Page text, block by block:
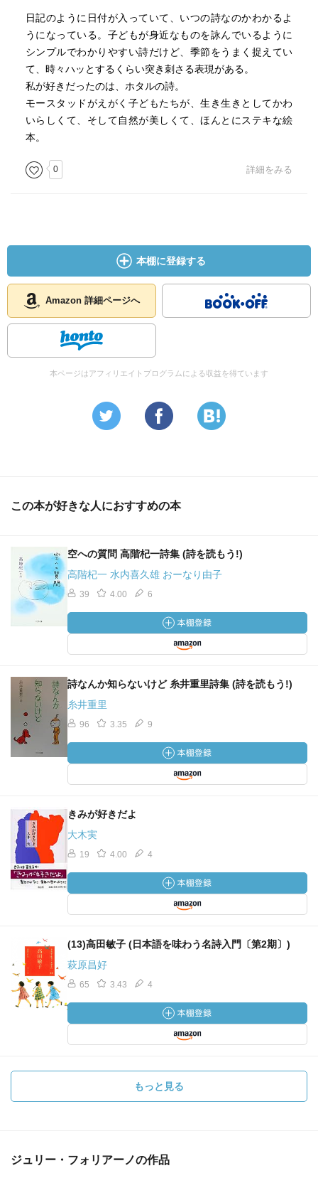
ぐんぐんのびているだろう
トマトがすっかり赤くなるころ
まあるく育った実は
いまにも
はちきれそうになっているだろう
「９月３０日」
赤い花をあなたにあげたい
落ちてくるそのまえに
あなたがうまく受けとめた
夕日色したきれいな葉っぱ
あともうひとつほしいのは
春を待ちながら
くちずさめるような
すてきなことば
ゆきがふる
ふりつもる
まどのそとに
ゆきがふる
しんしんふって
あたりいちめん
まどのそとに
ゆきがふる
どんどんふって
かぜがふきあれ
ふぶきになる
まだまだ
やまずに
優しく語りかけてくる詩が、四季の移ろいをなぞりま
す。ロマンチックに自然のなりわいを教えてくれます。ユ
ーモアも感じさせながら、生き物たちの息吹を目覚めさせ
ます。
モースタッドさんが柔らかな色彩で、子どもたちと自然
石津ちひろさんの訳も、リズミカルで愉しく詩情を感じ
させてくれますね。
とても美しい、ほんわりと和ませてくれる、四季の詩の
絵本ですね。
日記のように日付が入っていて、いつの詩なのかわかるよ
うになっている。子どもが身近なものを詠んでいるように
シンプルでわかりやすい詩だけど、季節をうまく捉えてい
て、時々ハッとするくらい突き刺さる表現がある。
私が好きだったのは、ホタルの詩。
モースタッドがえがく子どもたちが、生き生きとしてかわ
いらしくて、そして自然が美しくて、ほんとにステキな絵
本。
0 詳細をみる
本棚に登録する
Amazon 詳細ページへ
本ページはアフィリエイトプログラムによる収益を得ています
この本が好きな人におすすめの本
空への質問 高階杞一詩集 (詩を読もう!)
高階杞一 水内喜久雄 おーなり由子
39 4.00 6
詩なんか知らないけど 糸井重里詩集 (詩を読もう!)
糸井重里
96 3.35 9
きみが好きだよ
大木実
19 4.00 4
(13)高田敏子 (日本語を味わう名詩入門〔第2期〕)
萩原昌好
65 3.43 4
もっと見る
ジュリー・フォリアーノの作品